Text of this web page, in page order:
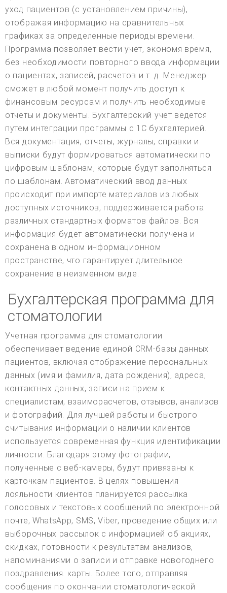
уход пациентов (с установлением причины),
отображая информацию на сравнительных
графиках за определенные периоды времени.
Программа позволяет вести учет, экономя время,
без необходимости повторного ввода информации
о пациентах, записей, расчетов и т. д. Менеджер
сможет в любой момент получить доступ к
финансовым ресурсам и получить необходимые
отчеты и документы. Бухгалтерский учет ведется
путем интеграции программы с 1С бухгалтерией.
Вся документация, отчеты, журналы, справки и
выписки будут формироваться автоматически по
цифровым шаблонам, которые будут заполняться
по шаблонам. Автоматический ввод данных
происходит при импорте материалов из любых
доступных источников, поддерживается работа
различных стандартных форматов файлов. Вся
информация будет автоматически получена и
сохранена в одном информационном
пространстве, что гарантирует длительное
сохранение в неизменном виде.
Бухгалтерская программа для
стоматологии
Учетная программа для стоматологии
обеспечивает ведение единой CRM-базы данных
пациентов, включая отображение персональных
данных (имя и фамилия, дата рождения), адреса,
контактных данных, записи на прием к
специалистам, взаиморасчетов, отзывов, анализов
и фотографий. Для лучшей работы и быстрого
считывания информации о наличии клиентов
используется современная функция идентификации
личности. Благодаря этому фотографии,
полученные с веб-камеры, будут привязаны к
карточкам пациентов. В целях повышения
лояльности клиентов планируется рассылка
голосовых и текстовых сообщений по электронной
почте, WhatsApp, SMS, Viber, проведение общих или
выборочных рассылок с информацией об акциях,
скидках, готовности к результатам анализов,
напоминаниями о записи и отправке новогоднего
поздравления. карты. Более того, отправляя
сообщения по окончании стоматологической